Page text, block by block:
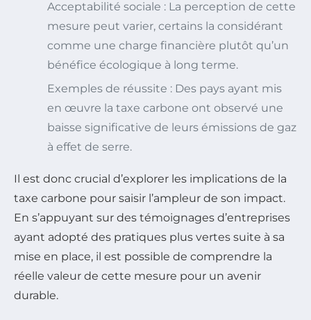
Acceptabilité sociale : La perception de cette
mesure peut varier, certains la considérant
comme une charge financière plutôt qu’un
bénéfice écologique à long terme.
Exemples de réussite : Des pays ayant mis
en œuvre la taxe carbone ont observé une
baisse significative de leurs émissions de gaz
à effet de serre.
Il est donc crucial d’explorer les implications de la
taxe carbone pour saisir l’ampleur de son impact.
En s’appuyant sur des témoignages d’entreprises
ayant adopté des pratiques plus vertes suite à sa
mise en place, il est possible de comprendre la
réelle valeur de cette mesure pour un avenir
durable.